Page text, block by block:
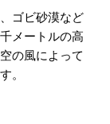
ゴビ砂漠など
メートルの高
の風によって
。